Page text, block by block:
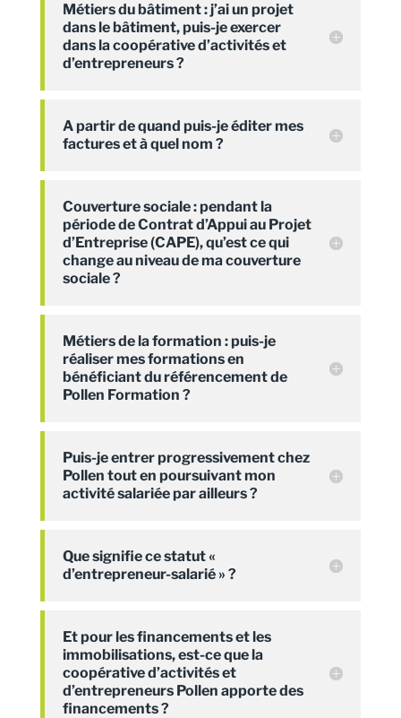
Métiers du bâtiment : j’ai un projet
dans le bâtiment, puis-je exercer
dans la coopérative d’activités et
d’entrepreneurs ?
A partir de quand puis-je éditer mes
factures et à quel nom ?
Couverture sociale : pendant la
période de Contrat d’Appui au Projet
d’Entreprise (CAPE), qu’est ce qui
change au niveau de ma couverture
sociale ?
Métiers de la formation : puis-je
réaliser mes formations en
bénéficiant du référencement de
Pollen Formation ?
Puis-je entrer progressivement chez
Pollen tout en poursuivant mon
activité salariée par ailleurs ?
Que signifie ce statut «
d’entrepreneur-salarié » ?
Et pour les financements et les
immobilisations, est-ce que la
coopérative d’activités et
d’entrepreneurs Pollen apporte des
financements ?